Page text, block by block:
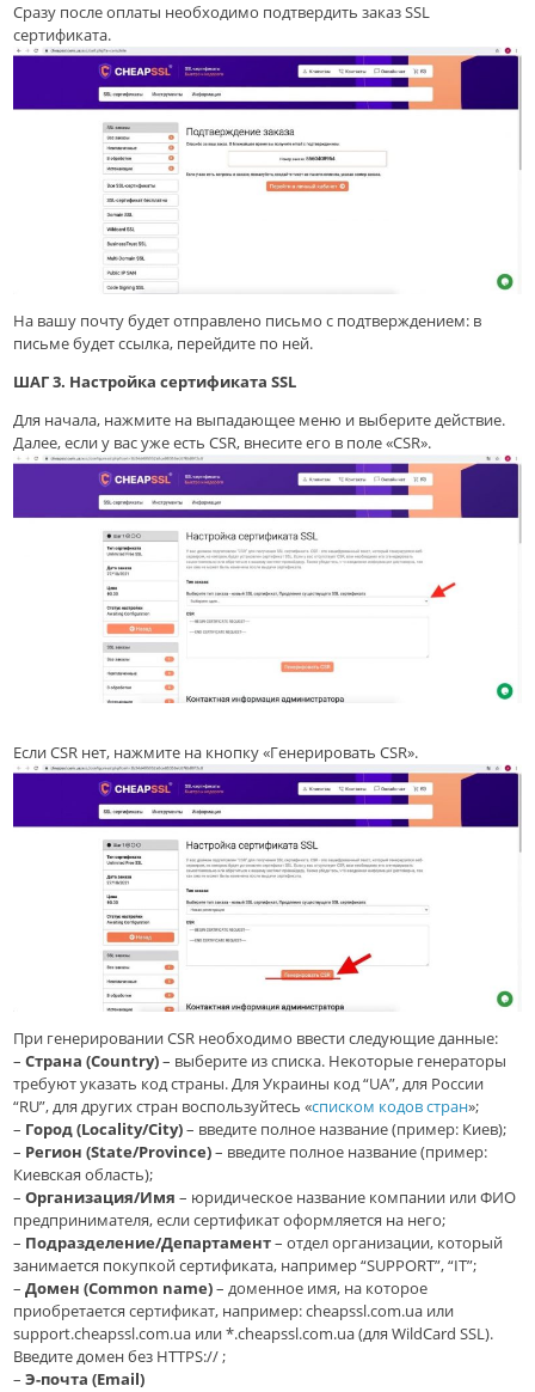
Сразу после оплаты необходимо подтвердить заказ SSL
сертификата.
На вашу почту будет отправлено письмо с подтверждением: в
письме будет ссылка, перейдите по ней.
ШАГ 3. Настройка сертификата SSL
Для начала, нажмите на выпадающее меню и выберите действие.
Далее, если у вас уже есть CSR, внесите его в поле «CSR».
Если CSR нет, нажмите на кнопку «Генерировать CSR».
При генерировании CSR необходимо ввести следующие данные:
– Страна (Country)– выберите из списка. Некоторые генераторы
требуют указать код страны. Для Украины код “UA”, для России
“RU”, для других стран воспользуйтесь «списком кодов стран»;
– Город (Locality/City)– введите полное название (пример: Киев);
– Регион (State/Province)– введите полное название (пример:
Киевская область);
– Организация/Имя – юридическое название компании или ФИО
предпринимателя, если сертификат оформляется на него;
– Подразделение/Департамент– отдел организации, который
занимается покупкой сертификата, например “SUPPORT”, “IT”;
– Домен (Common name)– доменное имя, на которое
приобретается сертификат, например: cheapssl.com.ua или
support.cheapssl.com.ua или *.cheapssl.com.ua (для WildCard SSL).
Введите домен без HTTPS:// ;
– Э-почта (Email)